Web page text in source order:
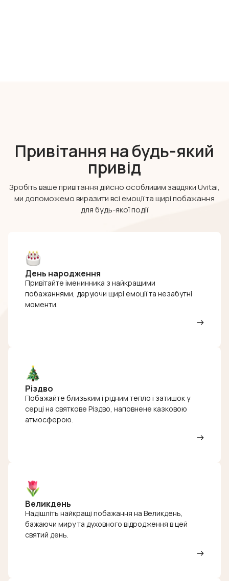
Привітання на будь-який
привід
Зробіть ваше привітання дійсно особливим завдяки Uvitai,
ми допоможемо виразити всі емоції та щирі побажання
для будь-якої події
День народження
Привітайте іменинника з найкращими
побажаннями, даруючи щирі емоції та незабутні
моменти.
Різдво
Побажайте близьким і рідним тепло і затишок у
серці на святкове Різдво, наповнене казковою
атмосферою.
Великдень
Надішліть найкращі побажання на Великдень,
бажаючи миру та духовного відродження в цей
святий день.